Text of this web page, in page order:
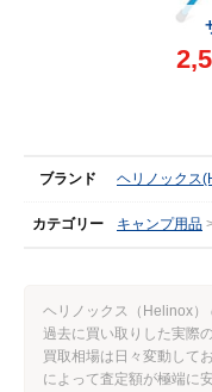
ブランド ヘリノックス
カテゴリー キャンプ用品
ヘリノックス（Helinox）
過去に買い取りした実際
買取相場は日々変動して
によって査定額が極端に